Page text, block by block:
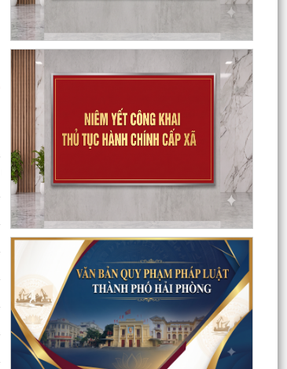
Tăng cường công tác đấu tranh, ngăn chặn
hoạt động săn bắt, buôn bán trái phép chim
hoang dã,...
Thông báo phun trừ sâu cuốn lá nhỏ lứa 5 gây
hại lúa vụ Mùa năm 2026
Thông báo về việc công bố công khai thủ tục
hành chính ban hành mới, được sửa đổi, bổ
sung thuộc...
Phối hợp triển khai các hoạt động trước khi
ngừng hoạt động mạng thông tin di động công
nghệ 2G
Thông báo Tuyển ứng viên điều dưỡng, nhân
viên chăm sóc đi làm việc tại Nhật Bản theo
chương trình...
Thông báo tình hình sâu bệnh trên lúa Mùa, cây
ăn quả và dự báo trong thời gian tới